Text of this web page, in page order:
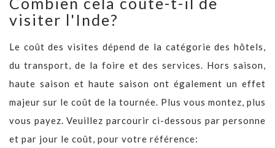
visiter l'Inde?
Le coût des visites dépend de la catégorie des hôtels,
du transport, de la foire et des services. Hors saison,
haute saison et haute saison ont également un effet
majeur sur le coût de la tournée. Plus vous montez, plus
vous payez. Veuillez parcourir ci-dessous par personne
et par jour le coût, pour votre référence: